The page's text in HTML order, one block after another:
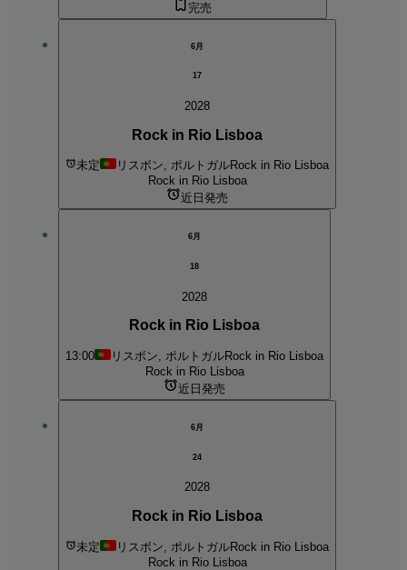
完売
6月
17
2028
Rock in Rio Lisboa
未定 リスボン, ポルトガルRock in Rio Lisboa
Rock in Rio Lisboa
近日発売
6月
18
2028
Rock in Rio Lisboa
13:00 リスボン, ポルトガルRock in Rio Lisboa
Rock in Rio Lisboa
近日発売
6月
24
2028
Rock in Rio Lisboa
未定 リスボン, ポルトガルRock in Rio Lisboa
Rock in Rio Lisboa